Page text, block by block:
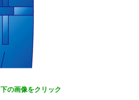
下の画像をクリック